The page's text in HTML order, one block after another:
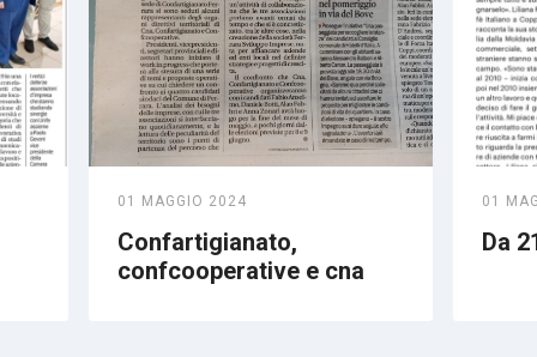
01 MAGGIO 2024
Confartigianato,
confcooperative e cna
01
Da